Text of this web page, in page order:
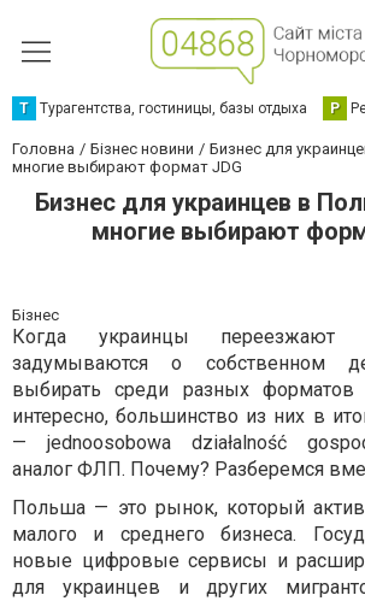
Т Турагентства, гостиницы, базы отдыха Р
Головна Бізнес новини
Бизнес для
многие выбирают формат JDG
Бизнес для украинцев в
многие выбирают
Бізнес
Когда украинцы
задумываются о собственном
выбирать среди разных форматов
интересно, большинство из них в
— jednoosobowa działalność
аналог ФЛП. Почему? Разберемся
Польша — это рынок, который
малого и среднего бизнеса.
новые цифровые сервисы и
для украинцев и других